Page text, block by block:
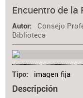
Encuentro de la
Autor
Consejo
Biblioteca
Tipo imagen fija
Descripción